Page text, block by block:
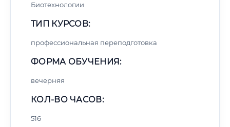
Биотехнологии
ТИП КУРСОВ:
профессиональная переподготовка
ФОРМА ОБУЧЕНИЯ:
вечерняя
КОЛ-ВО ЧАСОВ:
516